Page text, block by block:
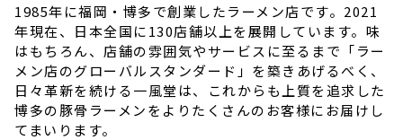
1985年に福岡・博多で創業したラーメン店です。2021
年現在、日本全国に130店舗以上を展開しています。味
はもちろん、店舗の雰囲気やサービスに至るまで「ラー
メン店のグローバルスタンダード」を築きあげるべく、
日々革新を続ける一風堂は、これからも上質を追求した
博多の豚骨ラーメンをよりたくさんのお客様にお届けし
てまいります。